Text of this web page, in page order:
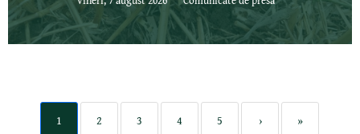
1 2 3 4 5 › »